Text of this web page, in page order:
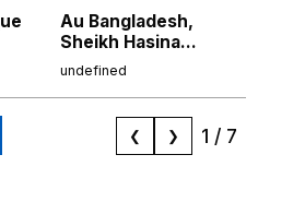
Au Bangladesh,
Sheikh Hasina
prépare son retour
condamnation
undefined
❮ ❯ 1 / 7